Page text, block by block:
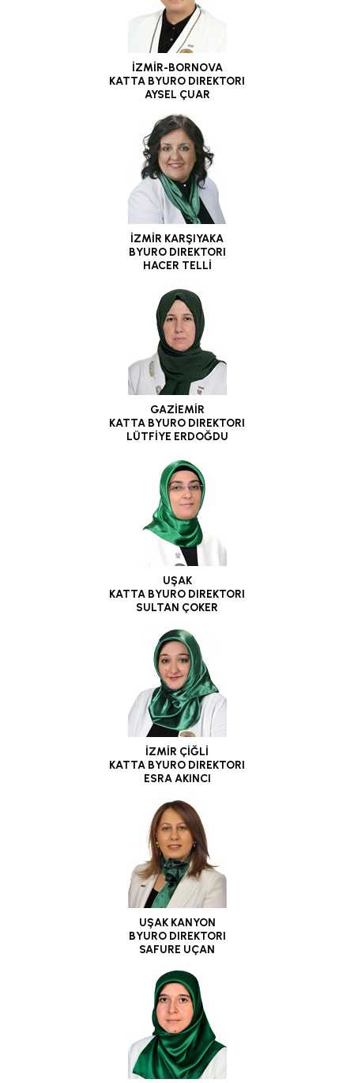
İZMİR-BORNOVA
KATTA BYURO DIREKTORI
AYSEL ÇUAR
İZMİR KARŞIYAKA
BYURO DIREKTORI
HACER TELLİ
GAZİEMİR
KATTA BYURO DIREKTORI
LÜTFİYE ERDOĞDU
UŞAK
KATTA BYURO DIREKTORI
SULTAN ÇOKER
İZMİR ÇİĞLİ
KATTA BYURO DIREKTORI
ESRA AKINCI
UŞAK KANYON
BYURO DIREKTORI
SAFURE UÇAN